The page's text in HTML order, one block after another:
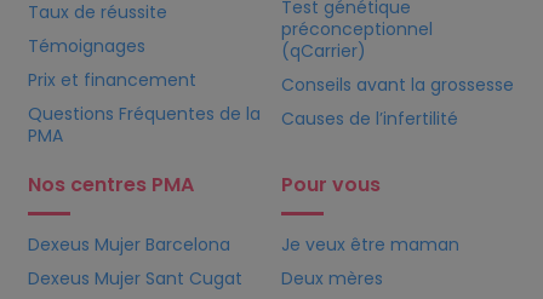
Taux de réussite
Témoignages
Prix et financement
Questions Fréquentes de la
PMA
Test génétique
préconceptionnel
(qCarrier)
Conseils avant la grossesse
Causes de l’infertilité
Nos centres PMA
Dexeus Mujer Barcelona
Dexeus Mujer Sant Cugat
Pour vous
Je veux être maman
Deux mères